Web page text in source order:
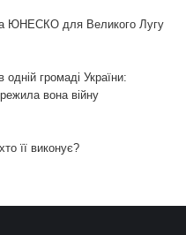
ЮНЕСКО для Великого Лугу
громаді України:
вона війну
її виконує?